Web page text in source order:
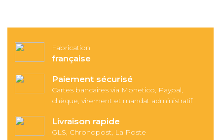
Fabrication
française
Paiement sécurisé
Cartes bancaires via Monetico, Paypal,
chèque, virement et mandat administratif
Livraison rapide
GLS, Chronopost, La Poste